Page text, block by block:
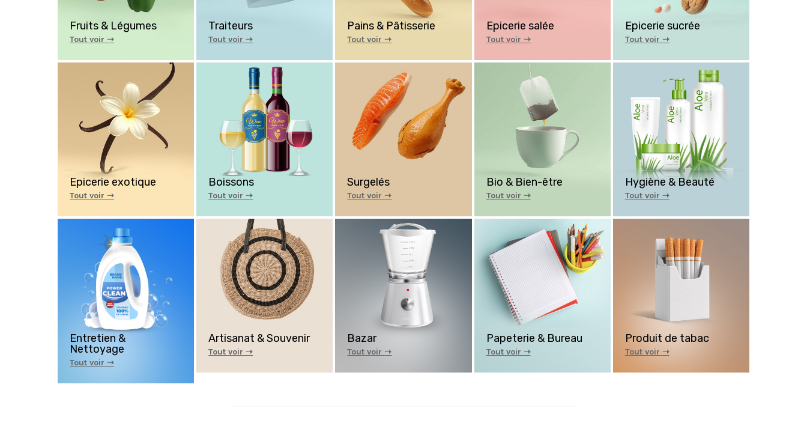
Fruits & Légumes
Tout voir ➝
Traiteurs
Tout voir ➝
Pains & Pâtisserie
Tout voir➝
Epicerie salée
Tout voir ➝
Epicerie sucrée
Tout voir ➝
Epicerie exotique
Tout voir ➝
Boissons
Tout voir ➝
Surgelés
Tout voir ➝
Bio & Bien-être
Tout voir ➝
Hygiène & Beauté
Tout voir ➝
Entretien &
Nettoyage
Tout voir ➝
Artisanat & Souvenir
Tout voir➝
Bazar
Tout voir ➝
Papeterie & Bureau
Tout voir ➝
Produit de tabac
Tout voir ➝